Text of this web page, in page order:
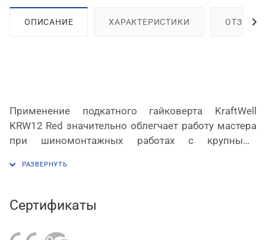
ОПИСАНИЕ ХАРАКТЕРИСТИКИ ОТЗЫВЫ
Применение подкатного гайковерта KraftWell
KRW12 Red значительно облегчает работу мастера
при шиномонтажных работах с крупными
380 В и не требует подвода пневматической линии.
Высота вала изменяется в диапазоне от 360-780
мм от уровня пола. Гайковерт имеет жесткую
конструкцию, отличается надежностью,
Сертификаты